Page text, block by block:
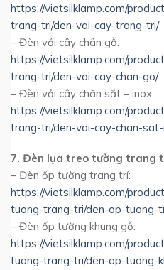
https://vietsilklamp.com/
trang-tri/den-vai-cay-trang-tri/
– Đèn vải cây chân gỗ:
https://vietsilklamp.com/
trang-tri/den-vai-cay-chan-go/
– Đèn vải cây chăn sắt – inox:
https://vietsilklamp.com/
trang-tri/den-vai-cay-chan-
7. Đèn lụa treo tường trang
– Đèn ốp tường trang trí:
https://vietsilklamp.com/
tuong-trang-tri/den-op-tuong-
– Đèn ốp tường khung gỗ:
https://vietsilklamp.com/
tuong-trang-tri/den-op-tuong-